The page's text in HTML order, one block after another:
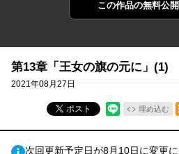
この作品の無料公
第13章「王女の旗の元に」(1)
2021年08月27日
ポスト 埋め込む
次回更新予定日が8月10日に変更